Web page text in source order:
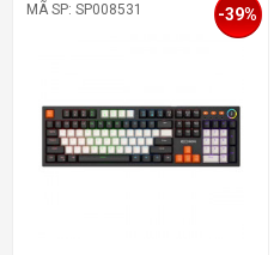
MÃ SP: SP008531 -39%